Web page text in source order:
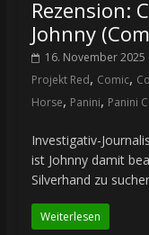
Rezension:
Johnny
16. November 2025
Projekt Red, Comic,
Horse, Panini, Panini
Investigativ-
ist Johnny damit
Silverhand zu
Weiterlesen